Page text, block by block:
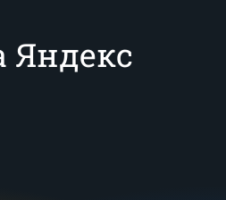
Яндекс